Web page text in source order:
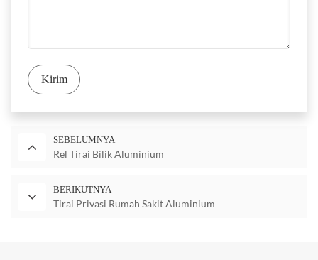
Kirim
SEBELUMNYA
Rel Tirai Bilik Aluminium
BERIKUTNYA
Tirai Privasi Rumah Sakit Aluminium